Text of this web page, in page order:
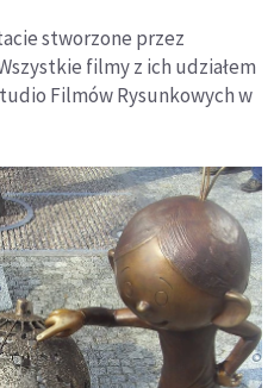
stworzone przez
filmy z ich udziałem
Filmów Rysunkowych w